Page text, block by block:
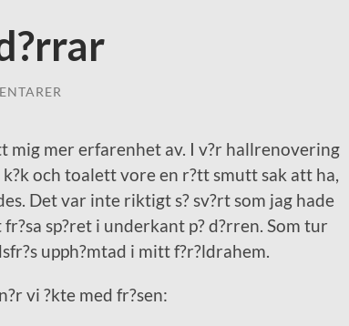
mig mer erfarenhet av. I v?r hallrenovering
och toalett vore en r?tt smutt sak att ha,
Det var inte riktigt s? sv?rt som jag hade
sp?ret i underkant p? d?rren. Som tur
upph?mtad i mitt f?r?ldrahem.
vi ?kte med fr?sen: